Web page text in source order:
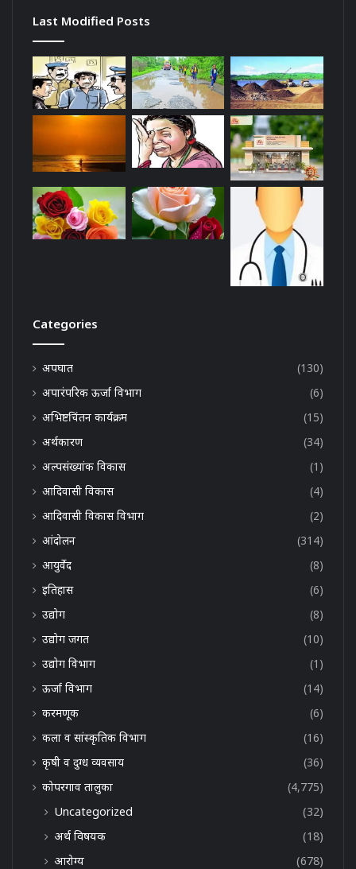
Last Modified Posts
Categories
अपघात
(130)
अपारंपरिक ऊर्जा विभाग
(6)
अभिष्टचिंतन कार्यक्रम
(15)
अर्थकारण
(34)
अल्पसंख्यांक विकास
(1)
आदिवासी विकास
(4)
आदिवासी विकास विभाग
(2)
आंदोलन
(314)
आयुर्वेद
(8)
इतिहास
(6)
उद्योग
(8)
उद्योग जगत
(10)
उद्योग विभाग
(1)
ऊर्जा विभाग
(14)
करमणूक
(6)
कला व सांस्कृतिक विभाग
(16)
कृषी व दुग्ध व्यवसाय
(36)
कोपरगाव तालुका
(4,775)
Uncategorized
(32)
अर्थ विषयक
(18)
आरोग्य
(678)